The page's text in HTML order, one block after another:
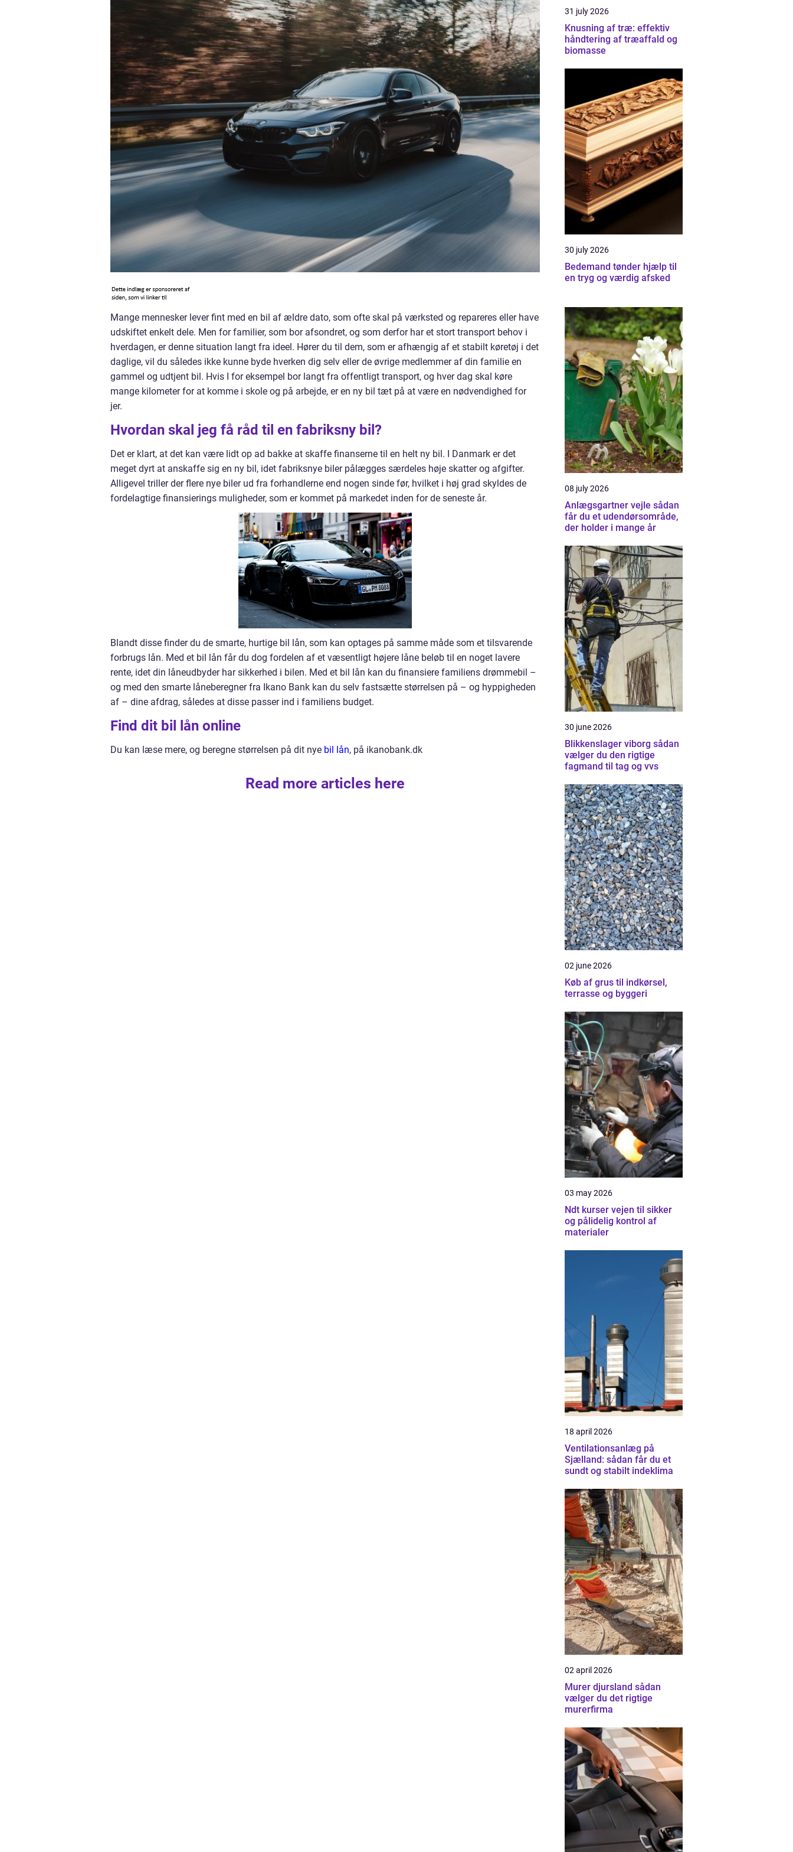
Mange mennesker lever fint med en bil af ældre dato, som ofte skal på værksted og repareres eller have
udskiftet enkelt dele. Men for familier, som bor afsondret, og som derfor har et stort transport behov i
hverdagen, er denne situation langt fra ideel. Hører du til dem, som er afhængig af et stabilt køretøj i det
daglige, vil du således ikke kunne byde hverken dig selv eller de øvrige medlemmer af din familie en
gammel og udtjent bil. Hvis I for eksempel bor langt fra offentligt transport, og hver dag skal køre
mange kilometer for at komme i skole og på arbejde, er en ny bil tæt på at være en nødvendighed for
jer.
Hvordan skal jeg få råd til en fabriksny bil?
Det er klart, at det kan være lidt op ad bakke at skaffe finanserne til en helt ny bil. I Danmark er det
meget dyrt at anskaffe sig en ny bil, idet fabriksnye biler pålægges særdeles høje skatter og afgifter.
Alligevel triller der flere nye biler ud fra forhandlerne end nogen sinde før, hvilket i høj grad skyldes de
fordelagtige finansierings muligheder, som er kommet på markedet inden for de seneste år.
Blandt disse finder du de smarte, hurtige bil lån, som kan optages på samme måde som et tilsvarende
forbrugs lån. Med et bil lån får du dog fordelen af et væsentligt højere låne beløb til en noget lavere
rente, idet din låneudbyder har sikkerhed i bilen. Med et bil lån kan du finansiere familiens drømmebil –
og med den smarte låneberegner fra Ikano Bank kan du selv fastsætte størrelsen på – og hyppigheden
af – dine afdrag, således at disse passer ind i familiens budget.
Find dit bil lån online
Du kan læse mere, og beregne størrelsen på dit nye bil lån, på ikanobank.dk
Read more articles here
31 july 2026
Knusning af træ: effektiv
håndtering af træaffald og
biomasse
30 july 2026
Bedemand tønder hjælp til
en tryg og værdig afsked
08 july 2026
Anlægsgartner vejle sådan
får du et udendørsområde,
der holder i mange år
30 june 2026
Blikkenslager viborg sådan
vælger du den rigtige
fagmand til tag og vvs
02 june 2026
Køb af grus til indkørsel,
terrasse og byggeri
03 may 2026
Ndt kurser vejen til sikker
og pålidelig kontrol af
materialer
18 april 2026
Ventilationsanlæg på
Sjælland: sådan får du et
sundt og stabilt indeklima
02 april 2026
Murer djursland sådan
vælger du det rigtige
murerfirma